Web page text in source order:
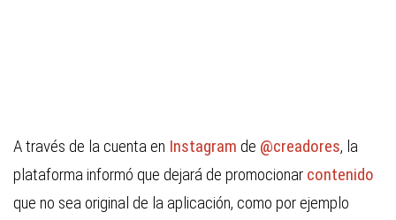
A través de la cuenta en Instagram de @creadores, la
plataforma informó que dejará de promocionar contenido
que no sea original de la aplicación, como por ejemplo